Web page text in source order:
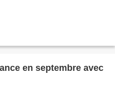
en septembre avec